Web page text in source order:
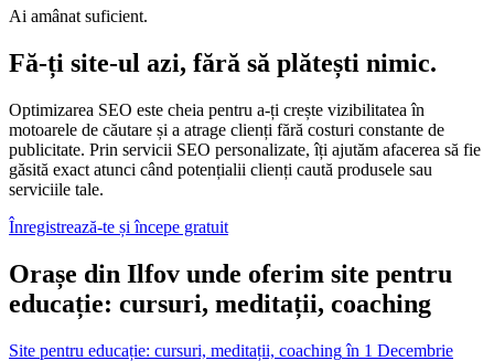
Ai amânat suficient.
Fă-ți site-ul azi, fără să plătești nimic.
Optimizarea SEO este cheia pentru a-ți crește vizibilitatea în
motoarele de căutare și a atrage clienți fără costuri constante de
publicitate. Prin servicii SEO personalizate, îți ajutăm afacerea să fie
găsită exact atunci când potențialii clienți caută produsele sau
serviciile tale.
Înregistrează-te și începe gratuit
Orașe din Ilfov unde oferim site pentru
educație: cursuri, meditații, coaching
Site pentru educație: cursuri, meditații, coachingîn 1 Decembrie